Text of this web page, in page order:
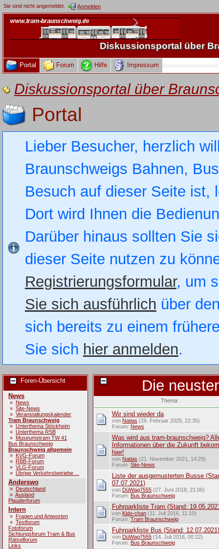
Sie sind nicht angemeldet. Anmelden
Diskussionsportal über
Portal Forum Hilfe Impressum
Diskussionsportal über
Portal
Lieber Besucher, herzlich
Braunschweigs Bahnen,
Besuch auf dieser Seite
Dort wird Ihnen die
Darüber hinaus sollten Sie
dieser Seite nutzen zu
Registrierungsformular, um
Sie sich ausführlich über
sich bereits zu einem
Sie sich hier anmelden.
Foren-Übersicht
News
» News
» Site-News
» Veranstaltungskalender
Tram Braunschweig
» Unterthema Stöckheim
» Unterthema RSB
» Museumstram TW 41
Bus Braunschweig
Braunschweig allgemein
» KVG-Forum
» RBB-Forum
» VLG-Forum
» Übrige Verkehrsbetriebe ...
Anderswo
» Deutschland
» Ausland
Plauderforum
Intern
» Fragen und Antworten
» Testforum
Fotoforum
Sichtungsforum Tram & Bus
Rätselforum
Links
Die
Thema
Wir sind wieder da
von Natias (26. Februar 2025, 22:35)
Forum: News
Was wird aus tram-braunschweig?
Informationen über die Zukunft
hier!
von Natias (21. November 2021, 14:29)
Forum: Site-News
Liste der ausgemusterten Busse
07.07.2021)
von DüWag7555(27. Juni 2018, 21:06)
Forum: Bus Braunschweig
Fuhrparkliste Tram (Stand:
von Kido-chan(11. Juli 2016, 11:10)
Forum: Tram Braunschweig
Fuhrparkliste Bus (Stand: 12.07.2021)
von DüWag7555(14. Juli 2016, 00:22)
Forum: Bus Braunschweig